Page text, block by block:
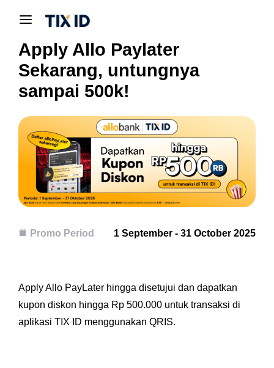
Apply Allo Paylater
Sekarang, untungnya
sampai 500k!
Promo Period 1 September - 31 October 2025
Apply Allo PayLater hingga disetujui dan dapatkan
kupon diskon hingga Rp 500.000 untuk transaksi di
aplikasi TIX ID menggunakan QRIS.